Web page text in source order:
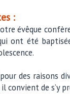
:
évêque
ont été
des raisons
convient de s’y